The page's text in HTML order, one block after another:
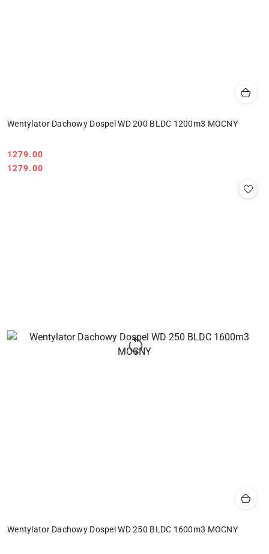
Wentylator Dachowy Dospel WD 200 BLDC 1200m3 MOCNY
Cena:
1279.00
Cena:
1279.00
Wentylator Dachowy Dospel WD 250 BLDC 1600m3 MOCNY